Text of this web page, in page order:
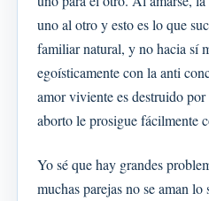
uno al otro y esto es lo que
familiar natural, y no hacia sí
egoísticamente con la anti
amor viviente es destruido
aborto le prosigue fácilmente
Yo sé que hay grandes
muchas parejas no se aman